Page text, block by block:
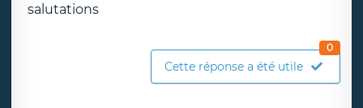
salutations
Cette réponse a été utile
0